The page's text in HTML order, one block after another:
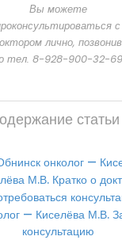
Вы можете
с
лично, позвонив
тел. 8-928-900-32-69
статьи
онколог —
М.В. Кратко о
— Киселёва М.В.
консультацию